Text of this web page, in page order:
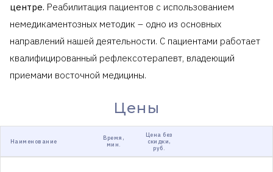
центре. Реабилитация пациентов с использованием
немедикаментозных методик – одно из основных
направлений нашей деятельности. С пациентами работает
квалифицированный рефлексотерапевт, владеющий
приемами восточной медицины.
Цены
Наименование
Время,
мин.
Цена без
скидки,
руб.